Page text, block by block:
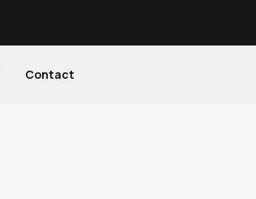
Contact